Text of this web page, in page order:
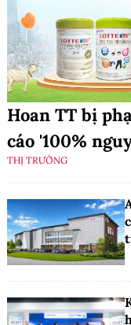
Hoan TT bị
cáo '100%
THỊ TRƯỜNG